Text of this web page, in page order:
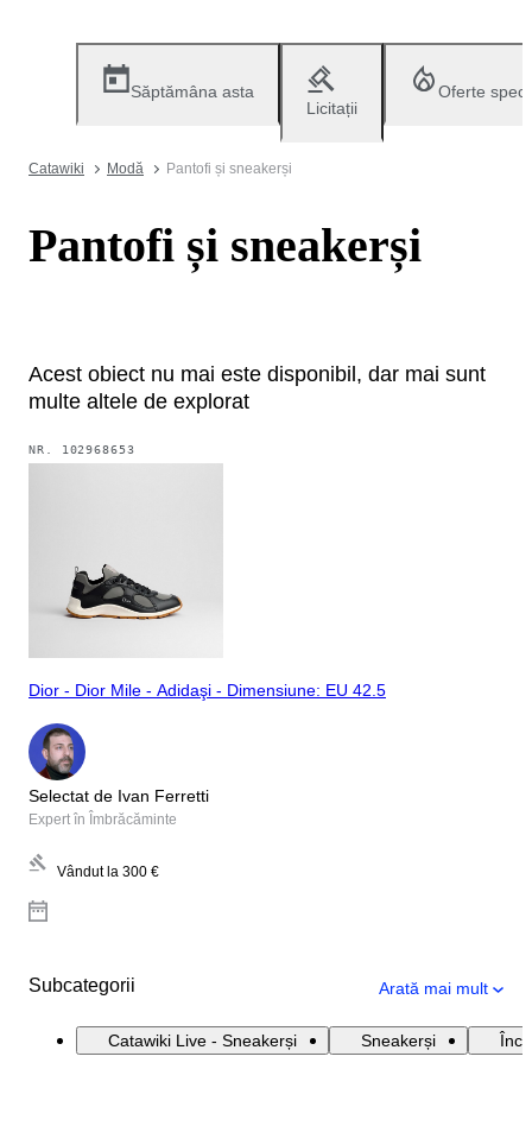
Săptămâna asta
Licitații
Oferte
Catawiki Modă Pantofi și sneakerși
Pantofi și sneakerși
Acest obiect nu mai este disponibil, dar mai sunt
multe altele de explorat
NR. 102968653
Dior - Dior Mile - Adidaşi - Dimensiune: EU 42.5
Selectat de Ivan Ferretti
Expert în Îmbrăcăminte
Vândut la 300 €
Subcategorii Arată mai mult
Catawiki Live - Sneakerși Sneakerși